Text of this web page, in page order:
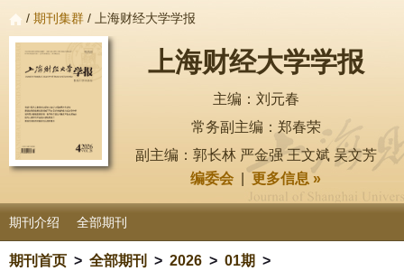
/ 期刊集群 / 上海财经大学学报
上海财经大学学报
主编：刘元春
常务副主编：郑春荣
副主编：郭长林 严金强 王文斌 吴文芳
编委会 |更多信息 »
期刊介绍 全部期刊
期刊首页 > 全部期刊 > 2026 > 01期 >